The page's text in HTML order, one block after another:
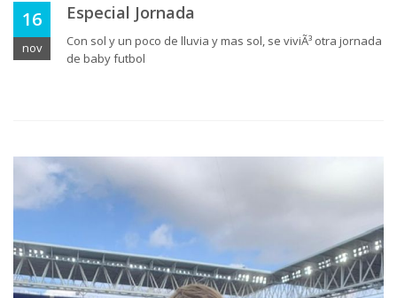
16
nov
Especial Jornada
Con sol y un poco de lluvia y mas sol, se viviÃ³ otra jornada
de baby futbol